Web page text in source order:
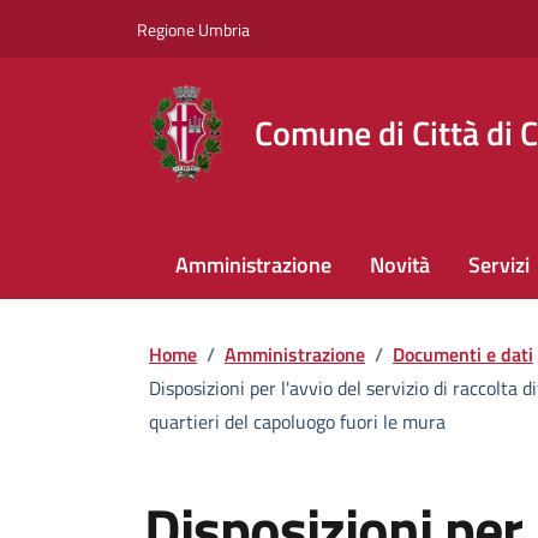
Regione Umbria
Comune di Città di
Amministrazione Novità Servizi
Home / Amministrazione / Documenti e dati
Disposizioni per l'avvio del servizio di raccolta
quartieri del capoluogo fuori le mura